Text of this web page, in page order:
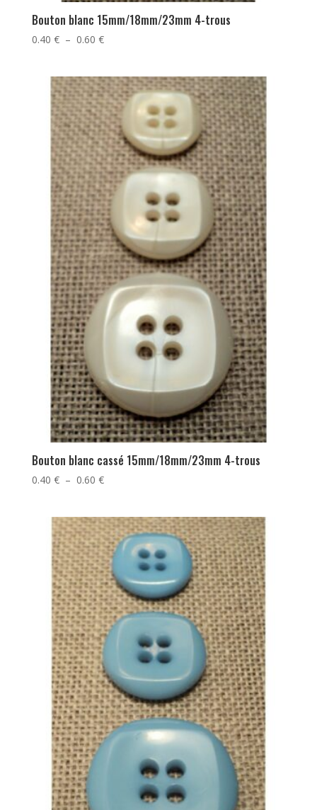
Bouton blanc 15mm/18mm/23mm 4-trous
0.40 € – 0.60 €Plage
0.40 €
à
0.60 €
Bouton blanc cassé 15mm/18mm/23mm 4-trous
0.40 € – 0.60 €Plage
0.40 €
à
0.60 €